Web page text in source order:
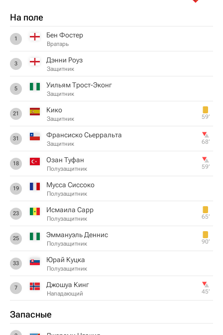
На поле
1 Бен Фостер
Вратарь
3 Дэнни Роуз
Защитник
5 Уильям Трост-Эконг
Защитник
21 Кико
Защитник 59‎’‎
31 Франсиско Сьерральта
Защитник 68‎’‎
18 Озан Туфан
Полузащитник 59‎’‎
19 Мусса Сиссоко
Полузащитник
23 Исмаила Сарр
Полузащитник 65‎’‎
25 Эммануэль Деннис
Полузащитник 90‎’‎
33 Юрай Куцка
Полузащитник
7 Джошуа Кинг
Нападающий 45‎’‎
Запасные